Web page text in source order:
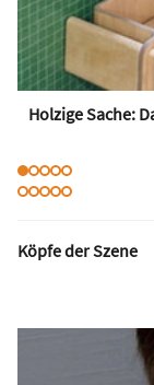
Holzige Sache:
Köpfe der Szene